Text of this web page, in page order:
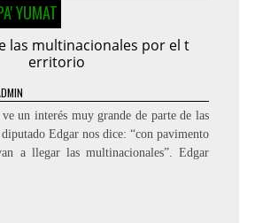
YUMAT
las multinacionales por el t
erritorio
un interés muy grande de parte de las
Edgar nos dice: “con pavimento
a llegar las multinacionales”. Edgar